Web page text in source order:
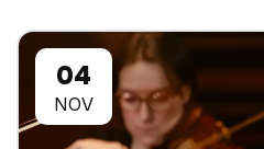
04
NOV